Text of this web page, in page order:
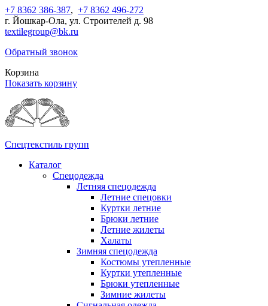
+7 8362 386-387, +7 8362 496-272
г. Йошкар-Ола, ул. Строителей д. 98
textilegroup@bk.ru
Обратный звонок
Корзина
Показать корзину
Спецтекстиль групп
Каталог
Спецодежда
Летняя спецодежда
Летние спецовки
Куртки летние
Брюки летние
Летние жилеты
Халаты
Зимняя спецодежда
Костюмы утепленные
Куртки утепленные
Брюки утепленные
Зимние жилеты